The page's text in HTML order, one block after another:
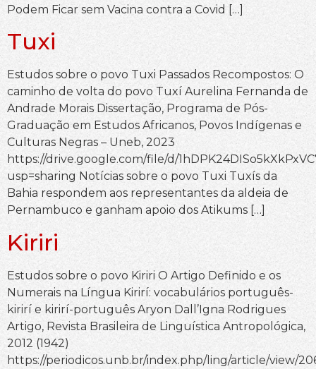
Podem Ficar sem Vacina contra a Covid […]
Tuxi
Estudos sobre o povo Tuxi Passados Recompostos: O
caminho de volta do povo Tuxí Aurelina Fernanda de
Andrade Morais Dissertação, Programa de Pós-
Graduação em Estudos Africanos, Povos Indígenas e
Culturas Negras – Uneb, 2023
https://drive.google.com/file/d/
usp=sharing Notícias sobre o povo Tuxi Tuxís da
Bahia respondem aos representantes da aldeia de
Pernambuco e ganham apoio dos Atikums […]
Kiriri
Estudos sobre o povo Kiriri O Artigo Definido e os
Numerais na Língua Kirirí: vocabulários português-
kirirí e kirirí-português Aryon Dall’Igna Rodrigues
Artigo, Revista Brasileira de Linguística Antropológica,
2012 (1942)
https://periodicos.unb.br/index.php/ling/article/view/